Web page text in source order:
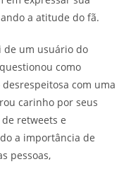
a atitude do fã.
de um usuário do
como
com uma
carinho por seus
retweets e
a importância de
pessoas,